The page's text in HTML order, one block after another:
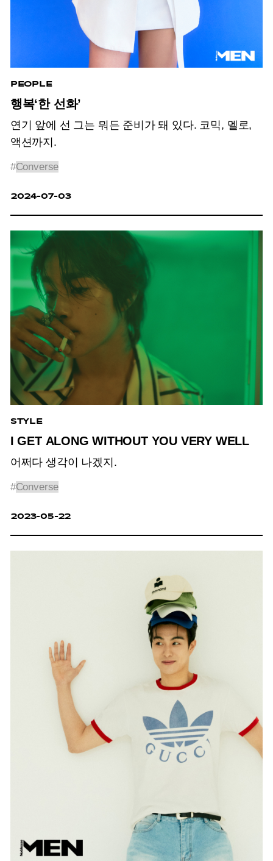
PEOPLE
행복‘한 선화’
연기 앞에 선 그는 뭐든 준비가 돼 있다. 코믹, 멜로,
액션까지.
#Converse
2024-07-03
STYLE
I GET ALONG WITHOUT YOU VERY WELL
어쩌다 생각이 나겠지.
#Converse
2023-05-22